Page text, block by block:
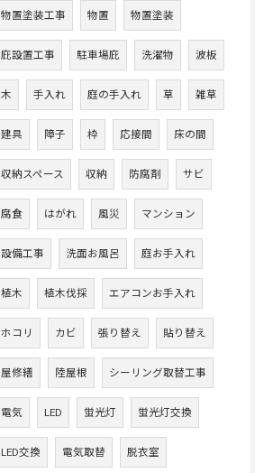
物置塗装工事 物置 物置塗装
庇設置工事 駐車場庇 洗濯物 波板
木 手入れ 庭の手入れ 草 雑草
建具 障子 枠 応接間 床の間
収納スペース 収納 防腐剤 サビ
腐食 はがれ 風災 マンション
設備工事 洗面お風呂 庭お手入れ
植木 植木伐採 エアコンお手入れ
ホコリ カビ 張り替え 貼り替え
屋修繕 陸屋根 シーリング取替工事
電気 LED 蛍光灯 蛍光灯交換
LED交換 電気取替 脱衣室